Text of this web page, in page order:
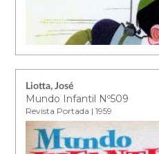
Liotta, José
Mundo Infantil Nº509
Revista Portada | 1959